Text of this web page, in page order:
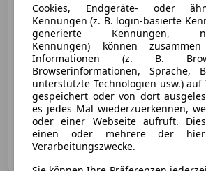
€ 43
07/2019 129 990 km Diesel
Privat
Cookies, Endgeräte- oder
Kennungen (z. B. login-basierte
generierte Kennungen,
Kennungen) können
Informationen (z. B.
Browserinformationen, Sprache,
unterstützte Technologien usw.)
gespeichert oder von dort
es jedes Mal wiederzuerkennen,
oder einer Webseite aufruft.
einen oder mehrere der hier
Verarbeitungszwecke.